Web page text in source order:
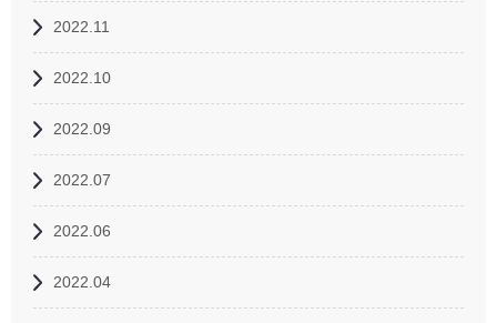
2022.11
2022.10
2022.09
2022.07
2022.06
2022.04